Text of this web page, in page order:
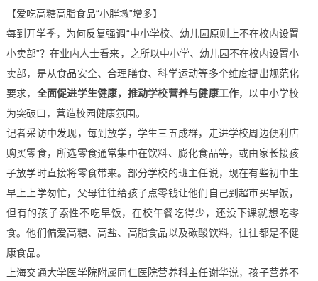
【爱吃高糖高脂食品“小胖墩”增多】
每到开学季，为何反复强调“中小学校、幼儿园原则上不在校内设置
小卖部”？在业内人士看来，之所以中小学、幼儿园不在校内设置小
卖部，是从食品安全、合理膳食、科学运动等多个维度提出规范化
要求， 全面促进学生健康，推动学校营养与健康工作，以中小学校
为突破口，营造校园健康氛围。
记者采访中发现，每到放学，学生三五成群，走进学校周边便利店
购买零食，所选零食通常集中在饮料、膨化食品等，或由家长接孩
子放学时直接将零食带来。部分学校的班主任说，现在有些初中生
早上上学匆忙，父母往往给孩子点零钱让他们自己到超市买早饭，
但有的孩子索性不吃早饭，在校午餐吃得少，还没下课就想吃零
食。他们偏爱高糖、高盐、高脂食品以及碳酸饮料，往往都是不健
康食品。
上海交通大学医学院附属同仁医院营养科主任谢华说，孩子营养不